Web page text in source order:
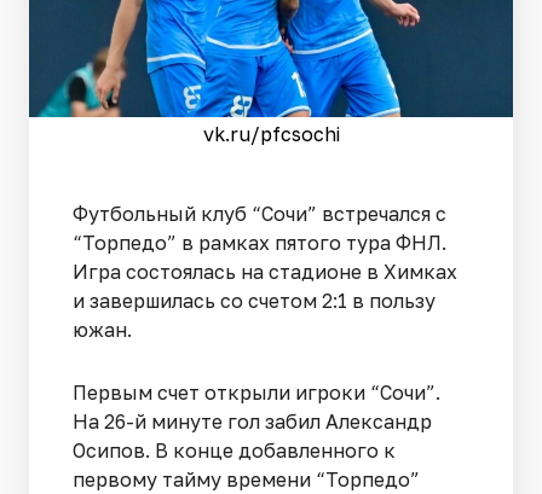
vk.ru/pfcsochi
Футбольный клуб “Сочи” встречался с
“Торпедо” в рамках пятого тура ФНЛ.
Игра состоялась на стадионе в Химках
и завершилась со счетом 2:1 в пользу
южан.
Первым счет открыли игроки “Сочи”.
На 26-й минуте гол забил Александр
Осипов. В конце добавленного к
первому тайму времени “Торпедо”